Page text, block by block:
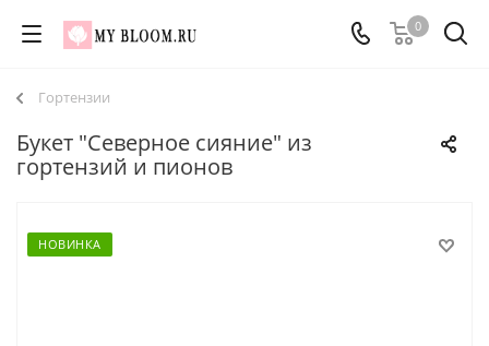
0
Гортензии
Букет "Северное сияние" из
гортензий и пионов
НОВИНКА